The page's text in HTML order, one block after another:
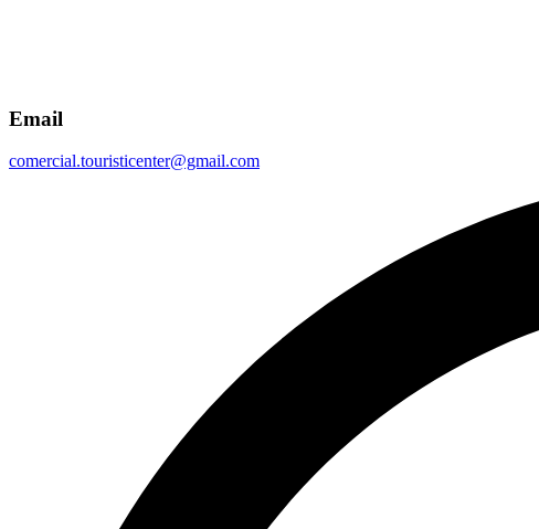
Email
comercial.touristicenter@gmail.com